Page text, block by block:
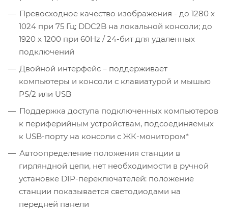
Превосходное качество изображения - до 1280 x
1024 при 75 Гц; DDC2B на локальной консоли; до
1920 x 1200 при 60Hz / 24-бит для удаленных
подключений
Двойной интерфейс – поддерживает
компьютеры и консоли с клавиатурой и мышью
PS/2 или USB
Поддержка доступа подключенных компьютеров
к периферийным устройствам, подсоединяемых
к USB-порту на консоли с ЖК-монитором*
Автоопределение положения станции в
гирляндной цепи, нет необходимости в ручной
установке DIP-переключателей: положение
станции показывается светодиодами на
передней панели